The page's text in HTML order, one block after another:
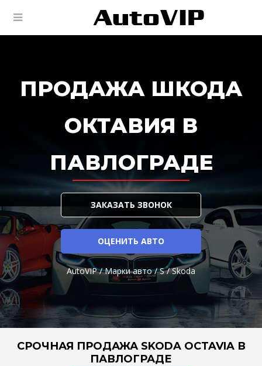
ПРОДАЖА ШКОДА
ОКТАВИЯ В
ПАВЛОГРАДЕ
ЗАКАЗАТЬ ЗВОНОК
ОЦЕНИТЬ АВТО
AutoVIP/Марки авто/S/Skoda
СРОЧНАЯ ПРОДАЖА SKODA OCTAVIA В
ПАВЛОГРАДЕ